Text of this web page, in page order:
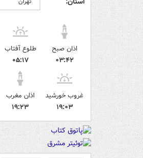
اذان صبح
۰۳:۴۲
طلوع آفتاب
۰۵:۱۷
غروب خورشید
۱۹:۰۳
اذان مغرب
۱۹:۲۳